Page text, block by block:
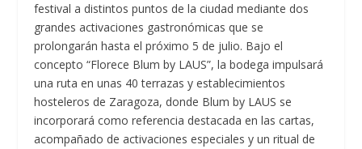
festival a distintos puntos de la ciudad mediante dos
grandes activaciones gastronómicas que se
prolongarán hasta el próximo 5 de julio. Bajo el
concepto “Florece Blum by LAUS”, la bodega impulsará
una ruta en unas 40 terrazas y establecimientos
hosteleros de Zaragoza, donde Blum by LAUS se
incorporará como referencia destacada en las cartas,
acompañado de activaciones especiales y un ritual de